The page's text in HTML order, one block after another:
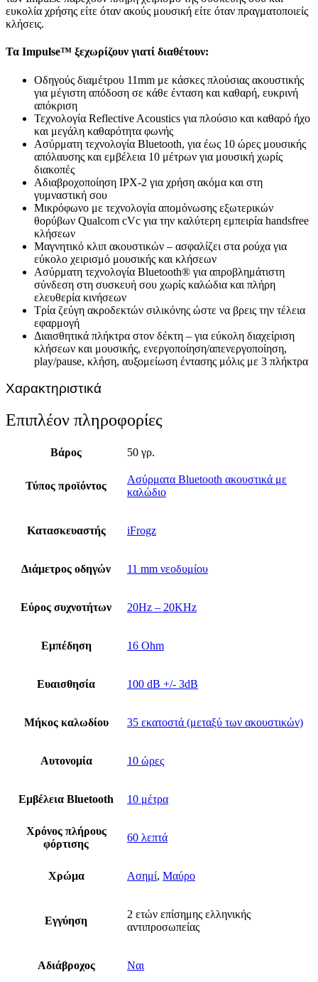
ευκολία χρήσης είτε όταν ακούς μουσική είτε όταν πραγματοποιείς
κλήσεις.
Τα Impulse™ ξεχωρίζουν γιατί διαθέτουν:
Οδηγούς διαμέτρου 11mm με κάσκες πλούσιας ακουστικής
για μέγιστη απόδοση σε κάθε ένταση και καθαρή, ευκρινή
απόκριση
Τεχνολογία Reflective Acoustics για πλούσιο και καθαρό ήχο
και μεγάλη καθαρότητα φωνής
Ασύρματη τεχνολογία Bluetooth, για έως 10 ώρες μουσικής
απόλαυσης και εμβέλεια 10 μέτρων για μουσική χωρίς
διακοπές
Αδιαβροχοποίηση IPX-2 για χρήση ακόμα και στη
γυμναστική σου
Μικρόφωνο με τεχνολογία απομόνωσης εξωτερικών
θορύβων Qualcom cVc για την καλύτερη εμπειρία handsfree
κλήσεων
Μαγνητικό κλιπ ακουστικών – ασφαλίζει στα ρούχα για
εύκολο χειρισμό μουσικής και κλήσεων
Ασύρματη τεχνολογία Bluetooth® για απροβλημάτιστη
σύνδεση στη συσκευή σου χωρίς καλώδια και πλήρη
ελευθερία κινήσεων
Τρία ζεύγη ακροδεκτών σιλικόνης ώστε να βρεις την τέλεια
εφαρμογή
Διαισθητικά πλήκτρα στον δέκτη – για εύκολη διαχείριση
κλήσεων και μουσικής, ενεργοποίηση/απενεργοποίηση,
play/pause, κλήση, αυξομείωση έντασης μόλις με 3 πλήκτρα
Χαρακτηριστικά
Επιπλέον πληροφορίες
Βάρος 50 γρ.
Τύπος προϊόντος
Ασύρματα Bluetooth ακουστικά με
καλώδιο
Κατασκευαστής iFrogz
Διάμετρος οδηγών 11 mm νεοδυμίου
Εύρος συχνοτήτων 20Hz – 20KHz
Εμπέδηση 16 Ohm
Ευαισθησία 100 dB +/- 3dB
Μήκος καλωδίου 35 εκατοστά (μεταξύ των ακουστικών)
Αυτονομία 10 ώρες
Εμβέλεια Bluetooth 10 μέτρα
Χρόνος πλήρους
φόρτισης
60 λεπτά
Χρώμα Ασημί, Μαύρο
Εγγύηση
2 ετών επίσημης ελληνικής
αντιπροσωπείας
Αδιάβροχος Ναι